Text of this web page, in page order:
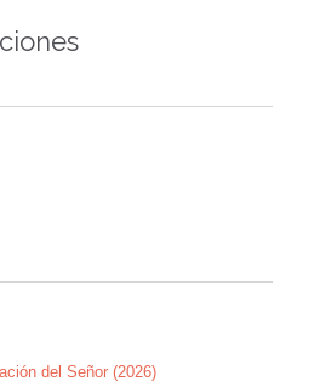
del Señor (2026)